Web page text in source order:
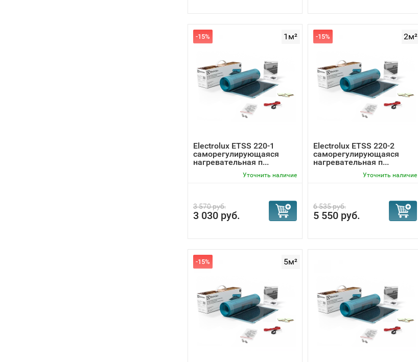
1м²
-15%
Electrolux ETSS 220-1
саморегулирующаяся
нагревательная п...
Уточнить наличие
3 570 руб.
3 030 руб.
2м²
-15%
Electrolux ETSS 220-2
саморегулирующаяся
нагревательная п...
Уточнить наличие
6 535 руб.
5 550 руб.
5м²
-15%